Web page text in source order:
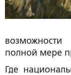
полной мере
Где